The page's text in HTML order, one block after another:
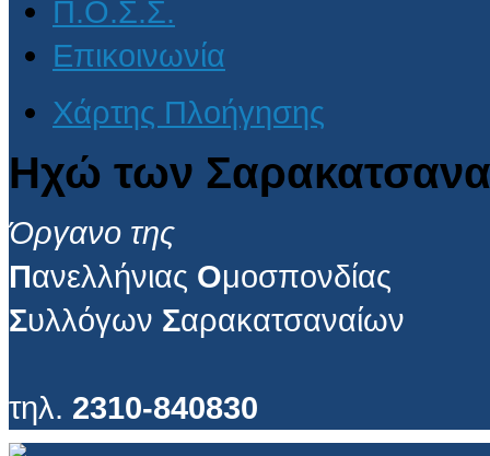
Π.Ο.Σ.Σ.
Επικοινωνία
Χάρτης Πλοήγησης
Ηχώ των
Όργανο της
Πανελλήνιας Ομοσπονδίας
Συλλόγων Σαρακατσαναίων
τηλ. 2310-840830